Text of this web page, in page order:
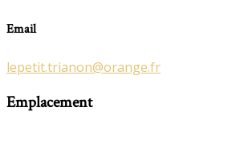
Email
lepetit.trianon@orange.fr
Emplacement